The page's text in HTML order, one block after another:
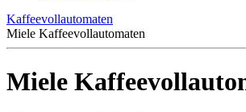
Kaffeevollautomaten
Miele Kaffeevollautomaten
Miele